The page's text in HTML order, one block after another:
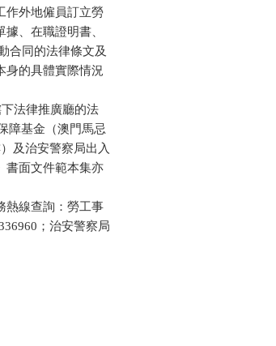
率維持1.7%....
03-21
兩工種最低....
09-29
7月總體失....
09-05
地盤工人遭....
08-10
團旅客按年....
07-24
工資須盡快立法
06-19
資》法案 諮詢....
06-19
率百分二 今....
01-31
消費增 內需....
01-31
明年草擬
外地僱員訂立勞
、在職證明書、
合同的法律條文及
身的具體實際情況
法律推廣廳的法
障基金（澳門馬忌
及治安警察局出入
書面文件範本集亦
線查詢：勞工事
；治安警察局